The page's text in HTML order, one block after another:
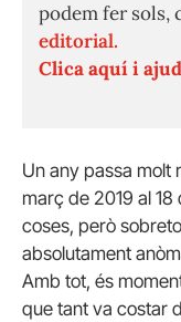
podem fer sols,
editorial.
Clica aquí i
Un any passa molt
març de 2019 al
coses, però
absolutament
Amb tot, és
que tant va costar